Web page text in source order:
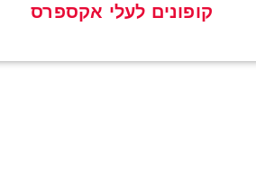
קופונים לעלי אקספרס